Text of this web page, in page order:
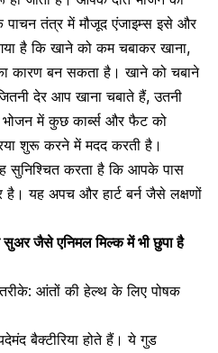
पाचन तंत्र में मौजूद एंजाइम्स इसे और
है कि खाने को कम चबाकर खाना,
कारण बन सकता है। खाने को चबाने
देर आप खाना चबाते हैं, उतनी
में कुछ कार्ब्स और फैट को
शुरू करने में मदद करती है।
सुनिश्चित करता है कि आपके पास
है। यह अपच औरहार्ट बर्नजैसे लक्षणों
जैसे एनिमल मिल्क में भी छुपा है
आंतों की हेल्थ के लिए पोषक
बैक्टीरिया होते हैं। ये गुड